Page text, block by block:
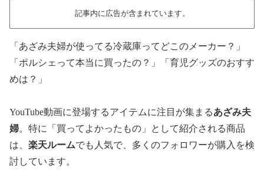
記事内に広告が含まれています。
「あざみ夫婦が使ってる冷蔵庫ってどこのメーカー？」
「ポルシェって本当に買ったの？」「育児グッズのおすす
めは？」
YouTube動画に登場するアイテムに注目が集まるあざみ夫
婦。特に「買ってよかったもの」として紹介される商品
は、 楽天ルームでも人気で、多くのフォロワーが購入を検
討しています。